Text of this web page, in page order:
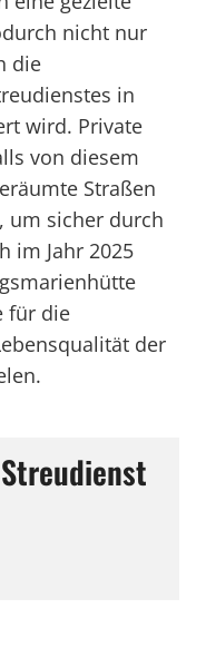
nicht nur
die
in
wird. Private
von diesem
Straßen
um sicher durch
im Jahr 2025
für die
der